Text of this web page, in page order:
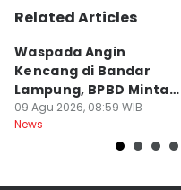
Related Articles
Waspada Angin
Kencang di Bandar
Lampung, BPBD Minta
Warga Berhati-Hati
09 Agu 2026, 08:59 WIB
News